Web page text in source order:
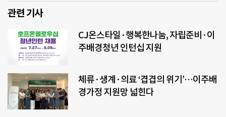
관련 기사
CJ온스타일·행복한나눔, 자립준비·이
주배경청년 인턴십 지원
체류·생계·의료 ‘겹겹의 위기’…이주배
경가정 지원망 넓힌다